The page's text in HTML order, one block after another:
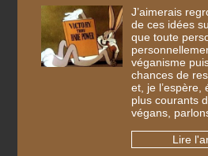
J’aimerais
de ces idées
que toute
véganisme
chances de
et, je l’espère,
plus courants
végans,
Lire